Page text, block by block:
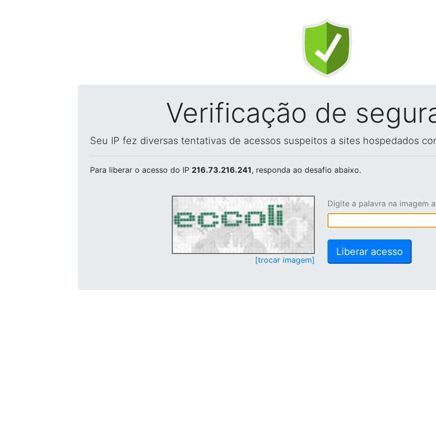
Verificação de
Seu IP fez diversas tentativas de acessos suspeitos a sites hospedados
Para liberar o acesso do IP 216.73.216.241, responda ao desafio abaixo.
[trocar imagem]
Digite a palavra na imagem